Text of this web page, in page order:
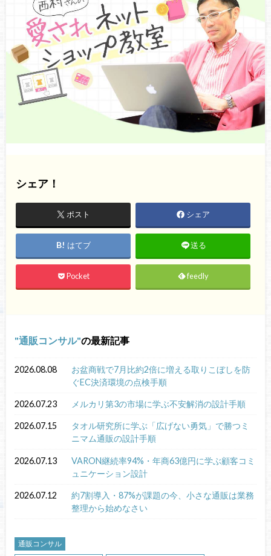
シェア！
ポスト シェア
はてブ 送る
Pocket feedly
通販コンサル の最新記事
2026.08.08
お盆商戦で7月比約2倍に増える取りこぼしを防
ぐEC決済環境の点検手順
2026.07.23 メルカリ第3の市場に学ぶ不安解消の設計手順
2026.07.15
タオル研究所に学ぶ「広げない勇気」で勝つミ
ニマム通販の設計手順
2026.07.13
VARON継続率94%・年商63億円に学ぶ顧客コミ
ュニケーション設計
2026.07.12
約7割導入・87%が課題の今、小さな通販は業務
整理から始めなさい
通販コンサル